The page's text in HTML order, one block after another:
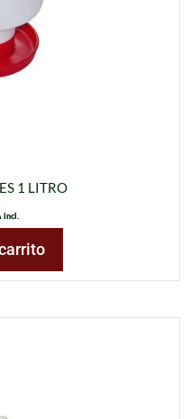
1 LITRO
incl.